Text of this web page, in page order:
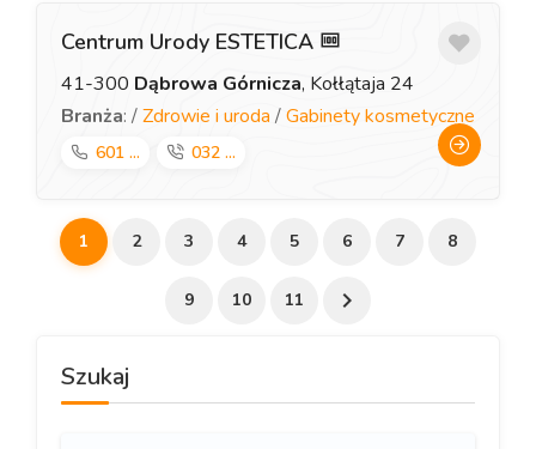
Centrum Urody ESTETICA
41-300 Dąbrowa Górnicza, Kołłątaja 24
Branża: /Zdrowie i uroda /Gabinety kosmetyczne
601 ... 032 ...
1 2 3 4 5 6 7 8
9 10 11
Szukaj